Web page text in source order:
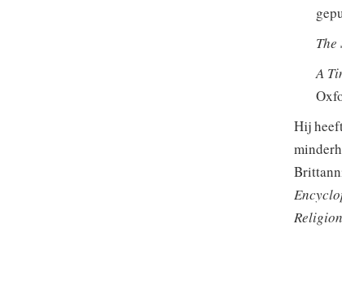
A
Hij
Religion